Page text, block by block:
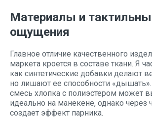
Материалы и
ощущения
Главное отличие качественного
маркета кроется в составе ткани. Я
как синтетические добавки делают
но лишают ее способности
смесь хлопка с полиэстером может
идеально на манекене, однако через
создает эффект парника.